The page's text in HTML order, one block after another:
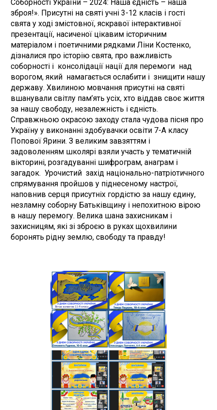
Соборності України – 2024: Наша єдність – наша
зброя!». Присутні на святі учні 3-12 класів і гості
свята у ході змістовної, яскравої інтерактивної
презентації, насиченої цікавим історичним
матеріалом і поетичними рядками Ліни Костенко,
дізналися про історію свята, про важливість
соборності і консолідації нації для перемоги над
ворогом, який намагається ослабити і знищити нашу
державу. Хвилиною мовчання присутні на святі
вшанували світлу пам’ять усіх, хто віддав своє життя
за нашу свободу, незалежність і єдність.
Справжньою окрасою заходу стала чудова пісня про
Україну у виконанні здобувачки освіти 7-А класу
Попової Ярини. З великим завзяттям і
задоволенням школярі взяли участь у тематичній
вікторині, розгадуванні шифрограм, анаграм і
загадок. Урочистий захiд національно-патріотичного
спрямування пройшов у піднесеному настрої,
наповнив серця присутніх гордістю за нашу єдину,
незламну соборну Батьківщину і непохитною вірою
в нашу перемогу. Велика шана захисникам і
захисницям, які зі зброєю в руках щохвилини
боронять рідну землю, свободу та правду!